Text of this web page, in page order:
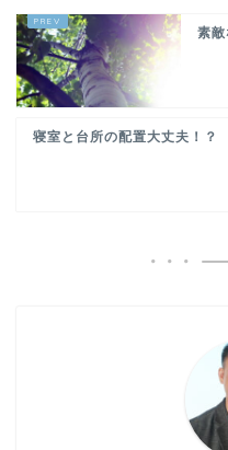
素
寝室と台所の配置大丈夫！？